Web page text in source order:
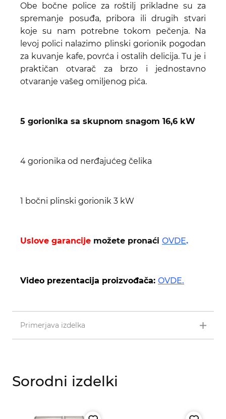
Obe bočne police za roštilj prikladne su za
spremanje posuđa, pribora ili drugih stvari
koje su nam potrebne tokom pečenja. Na
levoj polici nalazimo plinski gorionik pogodan
za kuvanje kafe, povrća i ostalih delicija. Tu je i
praktičan otvarač za brzo i jednostavno
otvaranje vašeg omiljenog pića.
5 gorionika sa skupnom snagom 16,6 kW
4 gorionika od nerđajućeg čelika
1 bočni plinski gorionik 3 kW
Uslove garancije možete pronaći OVDE.
Video prezentacija proizvođača: OVDE.
Primerjava izdelka
Sorodni izdelki